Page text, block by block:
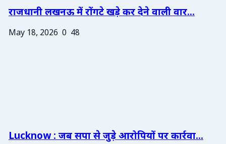
राजधानी लखनऊ में रोंगटे खड़े कर देने वाली वार...
May 18, 2026 0 48
Lucknow : जब सपा से जुड़े आरोपियों पर कार्रवा...